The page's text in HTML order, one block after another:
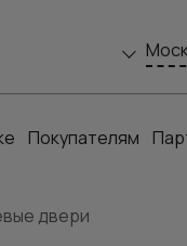
Покупателям
двери